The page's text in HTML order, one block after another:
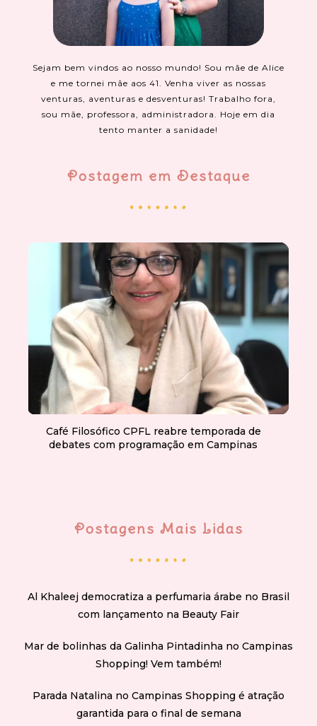
Sejam bem vindos ao nosso mundo! Sou mãe de Alice
e me tornei mãe aos 41. Venha viver as nossas
venturas, aventuras e desventuras! Trabalho fora,
sou mãe, professora, administradora. Hoje em dia
tento manter a sanidade!
Postagem em Destaque
Café Filosófico CPFL reabre temporada de
debates com programação em Campinas
Postagens Mais Lidas
Al Khaleej democratiza a perfumaria árabe no Brasil
com lançamento na Beauty Fair
Mar de bolinhas da Galinha Pintadinha no Campinas
Shopping! Vem também!
Parada Natalina no Campinas Shopping é atração
garantida para o final de semana